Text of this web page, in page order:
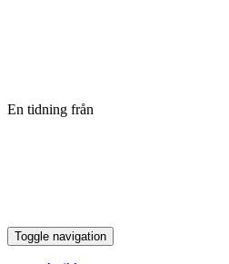
En tidning från
Toggle navigation